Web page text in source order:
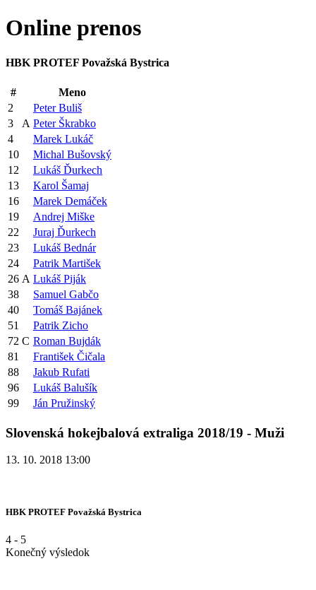
Online prenos
HBK PROTEF Považská Bystrica
#
Meno
2
Peter Buliš
3
A Peter Škrabko
4
Marek Lukáč
10
Michal Bušovský
12
Lukáš Ďurkech
13
Karol Šamaj
16
Marek Demáček
19
Andrej Miške
22
Juraj Ďurkech
23
Lukáš Bednár
24
Patrik Martišek
26 A Lukáš Piják
38
Samuel Gabčo
40
Tomáš Bajánek
51
Patrik Zicho
72 C Roman Bujdák
81
František Čičala
88
Jakub Rufati
96
Lukáš Balušík
99
Ján Pružinský
Slovenská hokejbalová extraliga 2018/19 - Muži
13. 10. 2018 13:00
HBK PROTEF Považská Bystrica
4 - 5
Konečný výsledok